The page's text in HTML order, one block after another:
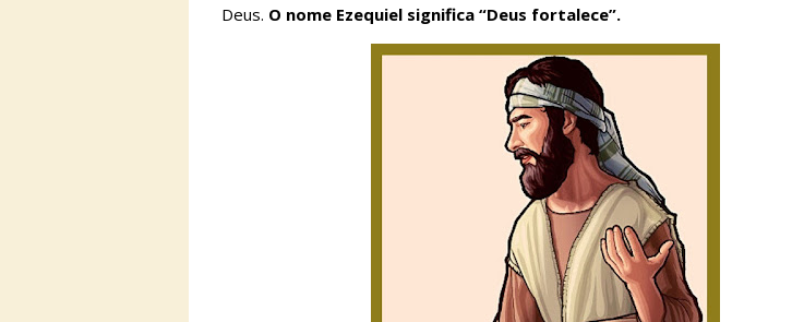
Deus. O nome Ezequiel significa “Deus fortalece”.